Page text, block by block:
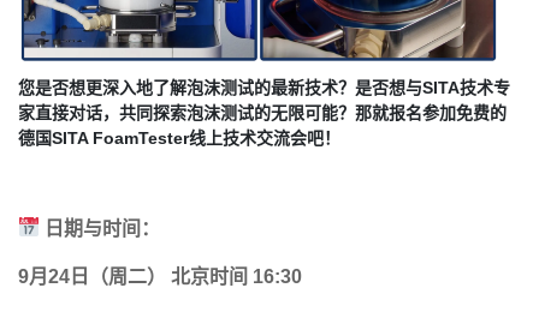
您是否想更深入地了解泡沫测试的最新技术？是否想与SITA技术专
家直接对话，共同探索泡沫测试的无限可能？那就报名参加免费的
德国SITA FoamTester线上技术交流会吧！
日期与时间：
9月24日（周二） 北京时间 16:30